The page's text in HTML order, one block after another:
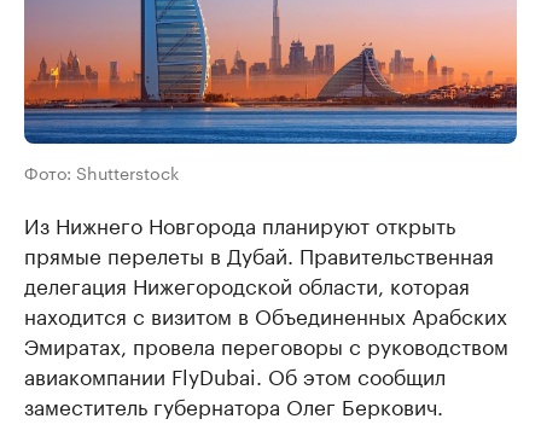
Фото: Shutterstock
Из Нижнего Новгорода планируют открыть
прямые перелеты в Дубай. Правительственная
делегация Нижегородской области, которая
находится с визитом в Объединенных Арабских
Эмиратах, провела переговоры с руководством
авиакомпании FlyDubai. Об этом сообщил
заместитель губернатора Олег Беркович.